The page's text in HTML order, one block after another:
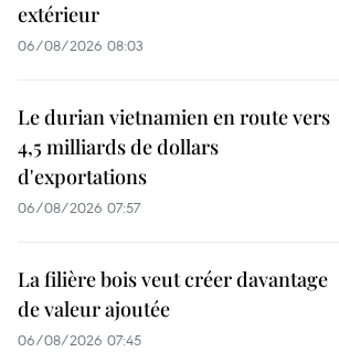
extérieur
06/08/2026 08:03
Le durian vietnamien en route vers
4,5 milliards de dollars
d'exportations
06/08/2026 07:57
La filière bois veut créer davantage
de valeur ajoutée
06/08/2026 07:45